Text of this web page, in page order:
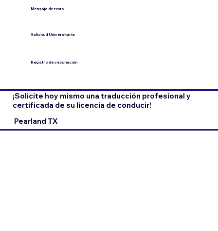
​Mensaje de texto
​Solicitud Universitaria
Registro de vacunación
¡Solicite hoy mismo una traducción profesional y
certificada de su licencia de conducir!
Pearland TX